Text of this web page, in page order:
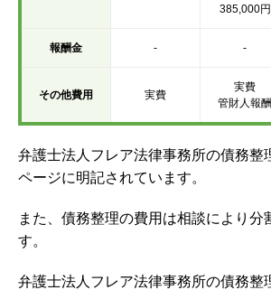
385,000円
報酬金 - -
その他費用 実費
実費
管財人報酬
弁護士法人フレア法律事務所の債務整
ページに明記されています。
また、債務整理の費用は相談により分
す。
弁護士法人フレア法律事務所の債務整